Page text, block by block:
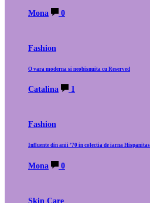
Mona 0
Fashion
O vara moderna si neobisnuita cu Reserved
Catalina 1
Fashion
Influente din anii ’70 in colectia de iarna Hispanitas
Mona 0
Skin Care